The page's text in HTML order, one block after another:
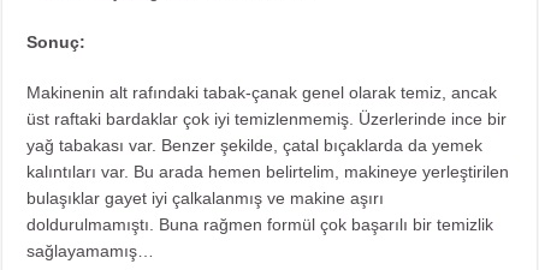
Sonuç:
Makinenin alt rafındaki tabak-çanak genel olarak temiz, ancak
üst raftaki bardaklar çok iyi temizlenmemiş. Üzerlerinde ince bir
yağ tabakası var. Benzer şekilde, çatal bıçaklarda da yemek
kalıntıları var. Bu arada hemen belirtelim, makineye yerleştirilen
bulaşıklar gayet iyi çalkalanmış ve makine aşırı
doldurulmamıştı. Buna rağmen formül çok başarılı bir temizlik
sağlayamamış…